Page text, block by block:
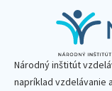
Národný inštitút
napríklad vzdelávanie